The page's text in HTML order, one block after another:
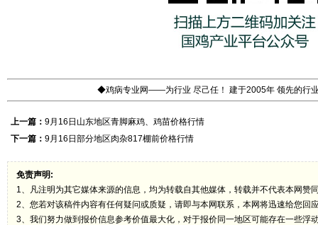
◆鸡病专业网——为行业 尽己任！ 建于2005年 领先的行
上一篇： 9月16日山东地区青脚麻鸡、鸡苗价格行情
下一篇： 9月16日部分地区肉杂817棚前价格行情
免责声明:
1、凡注明为其它媒体来源的信息，均为转载自其他媒体，转载并不代表本网赞
2、您若对该稿件内容有任何疑问或质疑，请即与本网联系，本网将迅速给您回
3、我们努力做到报价信息参考价值最大化，对于报价同一地区可能存在一些浮